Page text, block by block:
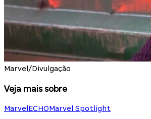
Marvel/Divulgação
Veja mais sobre
Marvel ECHOMarvel Spotlight